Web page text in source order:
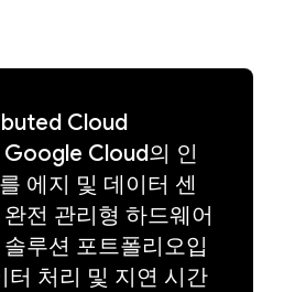
Cloud
Cloud의 인
에지 및 데이터 센
전 관리형 하드웨어
루션 포트폴리오입
터 처리 및 지연 시간